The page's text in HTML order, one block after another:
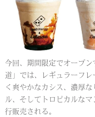
今回、期間限定でオープ
道」では、レギュラーフ
く爽やかなカシス、濃厚
ル、そしてトロピカルな
行販売される。